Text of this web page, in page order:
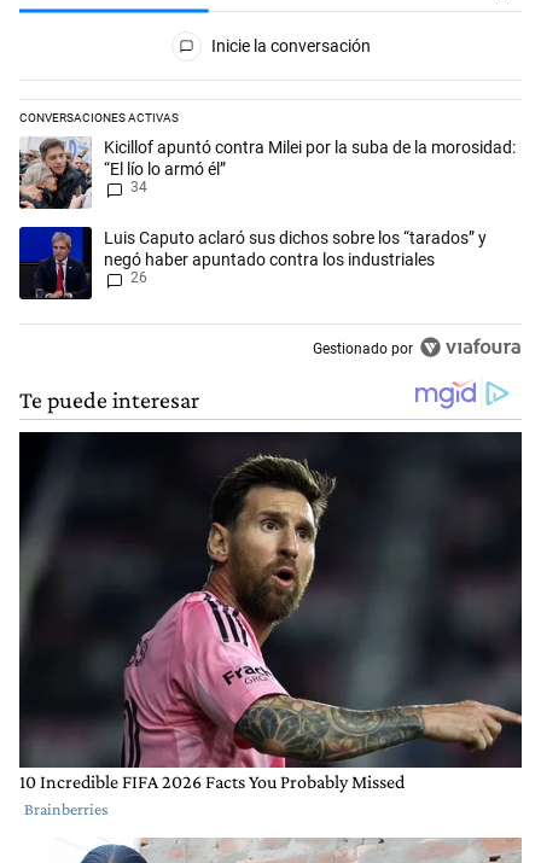
Todos los comentarios
Inicie la conversación
CONVERSACIONES ACTIVAS
Este listado muestra los artículos con más comentarios en los
Un artículo de tendencia con el título "Kicillof apuntó contra Milei por
Kicillof apuntó contra Milei por la suba de la morosidad:
“El lío lo armó él”
34
Un artículo de tendencia con el título "Luis Caputo aclaró sus dichos
Luis Caputo aclaró sus dichos sobre los “tarados” y
negó haber apuntado contra los industriales
26
Gestionado por